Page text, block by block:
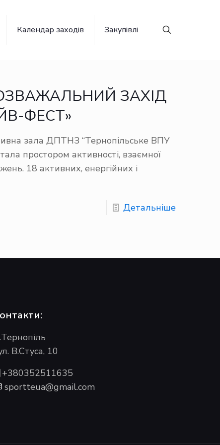
Календар заходів Закупівлі
ЗАХІД
ФЕСТ»
зала ДПТНЗ “Тернопільське ВПУ
простором активності, взаємної
18 активних, енергійних і
Детальніше
В.Стуса, 10
+380352511635
sportteua@gmail.com